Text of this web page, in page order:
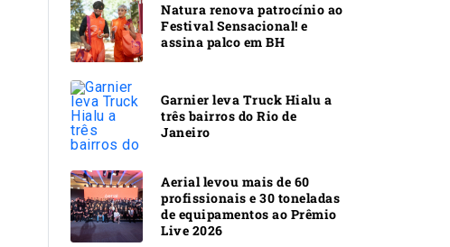
Natura renova patrocínio ao
Festival Sensacional! e
assina palco em BH
Garnier leva Truck Hialu a
três bairros do Rio de
Janeiro
Aerial levou mais de 60
profissionais e 30 toneladas
de equipamentos ao Prêmio
Live 2026